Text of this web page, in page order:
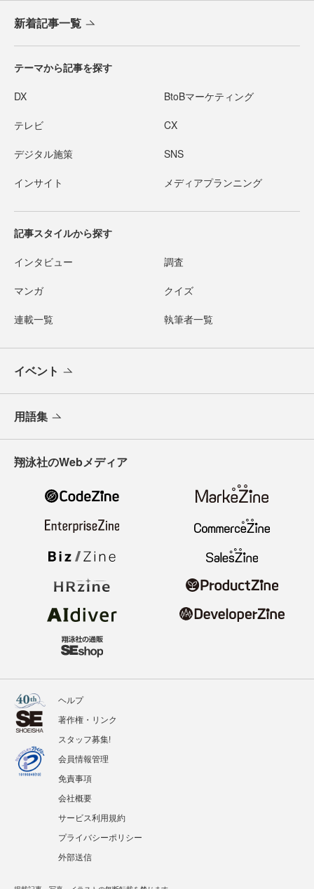
新着記事一覧
テーマから記事を探す
DX BtoBマーケティング
テレビ CX
デジタル施策 SNS
インサイト メディアプランニング
記事スタイルから探す
インタビュー 調査
マンガ クイズ
連載一覧 執筆者一覧
イベント
用語集
翔泳社のWebメディア
ヘルプ
著作権・リンク
スタッフ募集!
会員情報管理
免責事項
会社概要
サービス利用規約
プライバシーポリシー
外部送信